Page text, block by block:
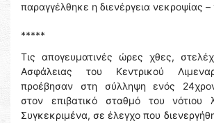
παραγγέλθηκε η διενέργεια νεκροψίας
*****
Τις απογευματινές ώρες χθες,
Ασφάλειας του Κεντρικού
προέβησαν στη σύλληψη ενός
στον επιβατικό σταθμό του νότιου
Συγκεκριμένα, σε έλεγχο που